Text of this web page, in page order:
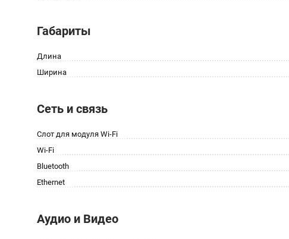
Габариты
Длина
Ширина
Сеть и связь
Слот для модуля Wi-Fi
Wi-Fi
Bluetooth
Ethernet
Аудио и Видео